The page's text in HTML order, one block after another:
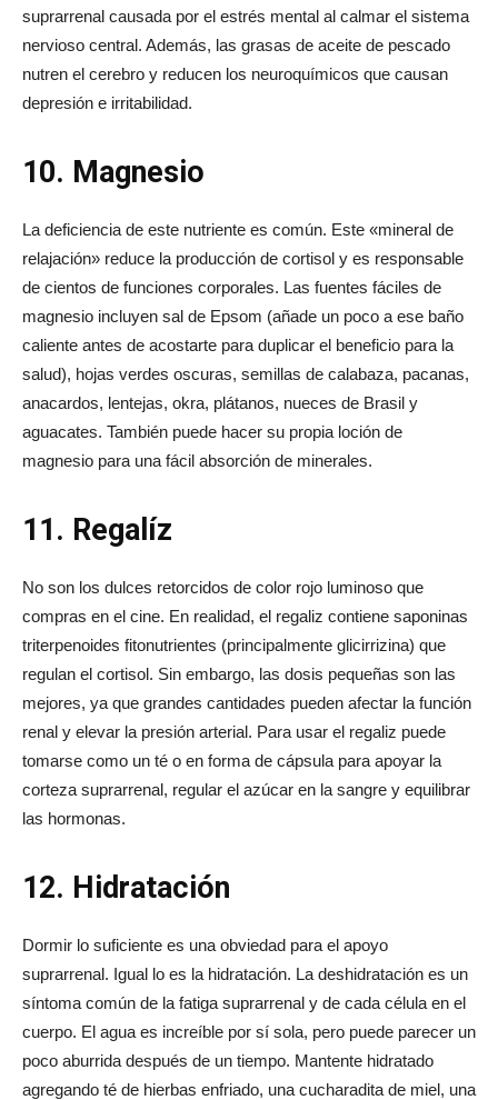
suprarrenal causada por el estrés mental al calmar el sistema
nervioso central. Además, las grasas de aceite de pescado
nutren el cerebro y reducen los neuroquímicos que causan
depresión e irritabilidad.
10. Magnesio
La deficiencia de este nutriente es común. Este «mineral de
relajación» reduce la producción de cortisol y es responsable
de cientos de funciones corporales. Las fuentes fáciles de
magnesio incluyen sal de Epsom (añade un poco a ese baño
caliente antes de acostarte para duplicar el beneficio para la
salud), hojas verdes oscuras, semillas de calabaza, pacanas,
anacardos, lentejas, okra, plátanos, nueces de Brasil y
aguacates. También puede hacer su propia loción de
magnesio para una fácil absorción de minerales.
11. Regalíz
No son los dulces retorcidos de color rojo luminoso que
compras en el cine. En realidad, el regaliz contiene saponinas
triterpenoides fitonutrientes (principalmente glicirrizina) que
regulan el cortisol. Sin embargo, las dosis pequeñas son las
mejores, ya que grandes cantidades pueden afectar la función
renal y elevar la presión arterial. Para usar el regaliz puede
tomarse como un té o en forma de cápsula para apoyar la
corteza suprarrenal, regular el azúcar en la sangre y equilibrar
las hormonas.
12. Hidratación
Dormir lo suficiente es una obviedad para el apoyo
suprarrenal. Igual lo es la hidratación. La deshidratación es un
síntoma común de la fatiga suprarrenal y de cada célula en el
cuerpo. El agua es increíble por sí sola, pero puede parecer un
poco aburrida después de un tiempo. Mantente hidratado
agregando té de hierbas enfriado, una cucharadita de miel, una